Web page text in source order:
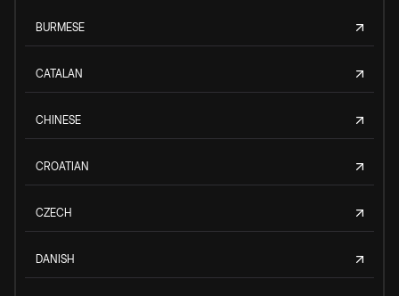
BURMESE
CATALAN
CHINESE
CROATIAN
CZECH
DANISH